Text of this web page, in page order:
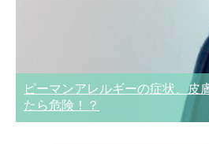
ピーマンアレルギーの症状、皮
たら危険！？